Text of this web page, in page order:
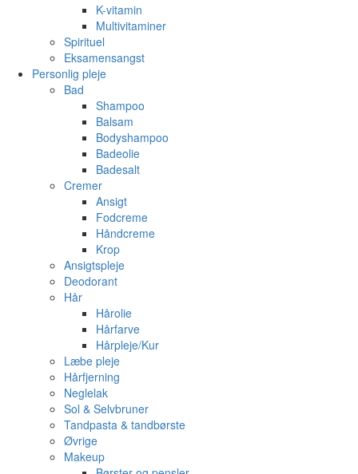
K-vitamin
Multivitaminer
Spirituel
Eksamensangst
Personlig pleje
Bad
Shampoo
Balsam
Bodyshampoo
Badeolie
Badesalt
Cremer
Ansigt
Fodcreme
Håndcreme
Krop
Ansigtspleje
Deodorant
Hår
Hårolie
Hårfarve
Hårpleje/Kur
Læbe pleje
Hårfjerning
Neglelak
Sol & Selvbruner
Tandpasta & tandbørste
Øvrige
Makeup